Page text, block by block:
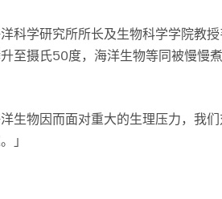
科学研究所所长及生物科学学院教
至摄氏50度，海洋生物等同被慢慢
生物因而面对重大的生理压力，我
」